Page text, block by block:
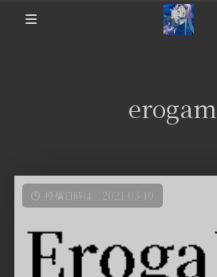
Articles
ErogameList
游戏杂记
后台
投稿日時は 2021-03-10